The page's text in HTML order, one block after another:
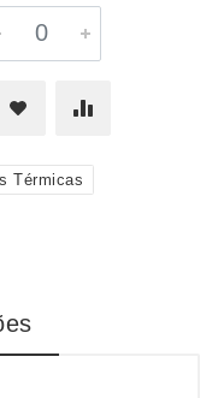
Térmicas